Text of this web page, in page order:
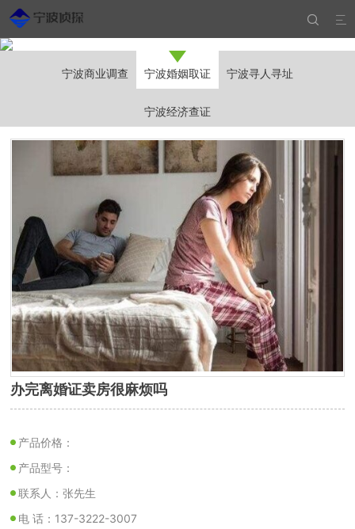


宁波商业调查 宁波婚姻取证 宁波寻人寻址
宁波经济查证
办完离婚证卖房很麻烦吗
产品价格：
产品型号：
联系人：张先生
电 话：137-3222-3007